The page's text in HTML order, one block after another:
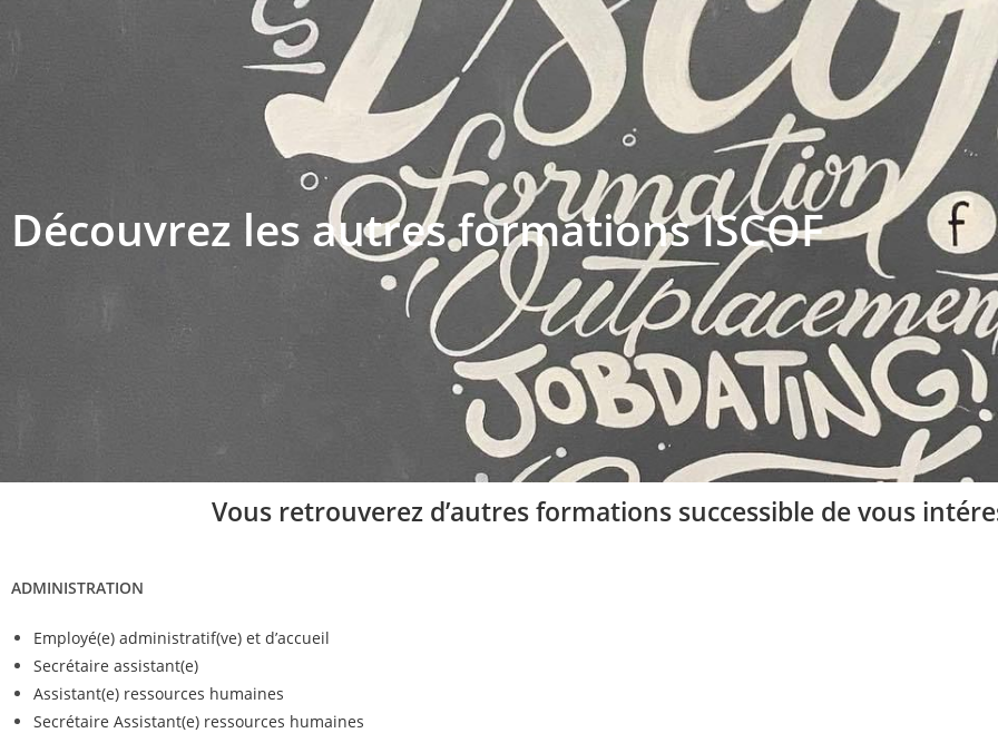
Découvrez les autres formations ISCOF
Vous retrouverez d’autres formations successible de vous
ADMINISTRATION
Employé(e) administratif(ve) et d’accueil
Secrétaire assistant(e)
Assistant(e) ressources humaines
Secrétaire Assistant(e) ressources humaines